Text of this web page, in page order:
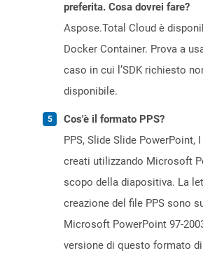
preferita. Cosa dovrei fare?
Aspose.Total Cloud è
Docker Container. Prova a
caso in cui l’SDK richiesto
disponibile.
Cos'è il formato PPS?
PPS, Slide Slide PowerPoint,
creati utilizzando Microsoft
scopo della diapositiva. La
creazione del file PPS sono
Microsoft PowerPoint 97-
versione di questo formato di